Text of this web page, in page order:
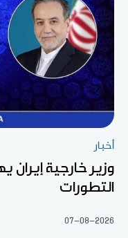
أخبار
وزير خارجية إيران
التطورات
07-08-2026